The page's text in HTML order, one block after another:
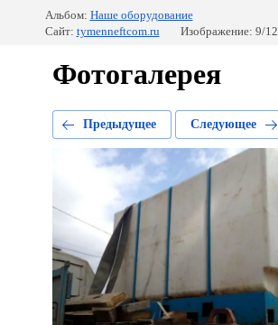
Альбом: Наше оборудование
Сайт: tymenneftcom.ru Изображение: 9/12
Фотогалерея
Предыдущее Следующее